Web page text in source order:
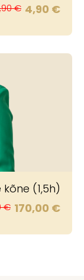
€ 4,90 €
(1,5h)
€ 170,00 €